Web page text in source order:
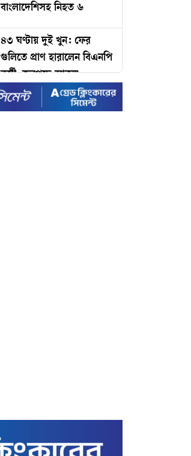
বাংলাদেশিসহ নিহত ৬
৪৩ ঘণ্টায় দুই খুন: ফের
গুলিতে প্রাণ হারালেন বিএনপি
কর্মী, জনপদে আতঙ্ক
ঢাকার যানজট কমাতে
ক্ষোভ